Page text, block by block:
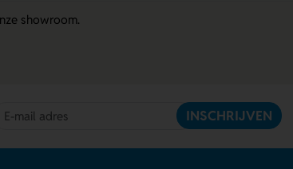
showroom.
INSCHRIJVEN